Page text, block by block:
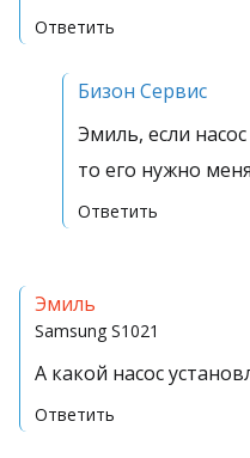
Ответить
Бизон Сервис
Эмиль, если
то его нужно
Ответить
Эмиль
Samsung S1021
А какой насос
Ответить